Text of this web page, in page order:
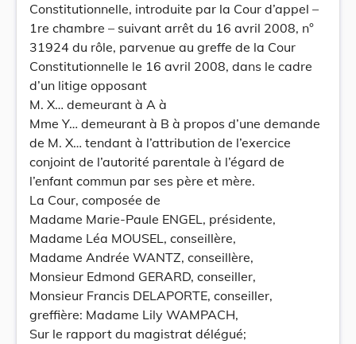
Constitutionnelle, introduite par la Cour d’appel –
1re chambre – suivant arrêt du 16 avril 2008, n°
31924 du rôle, parvenue au greffe de la Cour
Constitutionnelle le 16 avril 2008, dans le cadre
d’un litige opposant
M. X… demeurant à A à
Mme Y… demeurant à B à propos d’une demande
de M. X… tendant à l’attribution de l’exercice
conjoint de l’autorité parentale à l’égard de
l’enfant commun par ses père et mère.
La Cour, composée de
Madame Marie-Paule ENGEL, présidente,
Madame Léa MOUSEL, conseillère,
Madame Andrée WANTZ, conseillère,
Monsieur Edmond GERARD, conseiller,
Monsieur Francis DELAPORTE, conseiller,
greffière: Madame Lily WAMPACH,
Sur le rapport du magistrat délégué;